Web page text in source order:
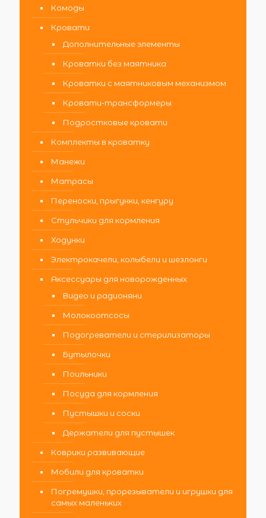
Комоды
Кровати
Дополнительные элементы
Кроватки без маятника
Кроватки с маятниковым механизмом
Кровати-трансформеры
Подростковые кровати
Комплекты в кроватку
Манежи
Матрасы
Переноски, прыгунки, кенгуру
Стульчики для кормления
Ходунки
Электрокачели, колыбели и шезлонги
Аксессуары для новорожденных
Видео и радионяни
Молокоотсосы
Подогреватели и стерилизаторы
Бутылочки
Поильники
Посуда для кормления
Пустышки и соски
Держатели для пустышек
Коврики развивающие
Мобили для кроватки
Погремушки, прорезыватели и игрушки для
самых маленьких